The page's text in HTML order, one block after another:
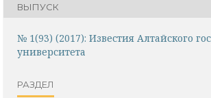
ВЫПУСК
№ 1(93) (2017): Известия Алтайского
университета
РАЗДЕЛ